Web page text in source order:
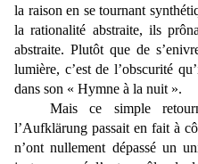
la raison en se tournant
la rationalité abstraite, ils
abstraite. Plutôt que de
lumière, c’est de l’obscurité
dans son « Hymne à la nuit ».
Mais ce simple
l’Aufklärung passait en fait à
n’ont nullement dépassé un